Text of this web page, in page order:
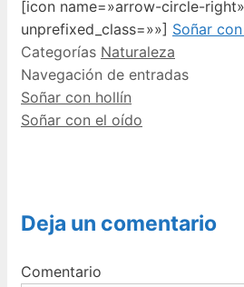
[icon name=»arrow-circle-
unprefixed_class=»»] Soñar
Categorías Naturaleza
Navegación de entradas
Soñar con hollín
Soñar con el oído
Deja un comentario
Comentario